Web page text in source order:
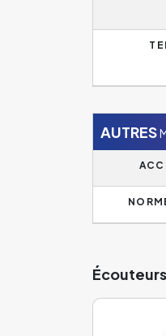
AUTRES